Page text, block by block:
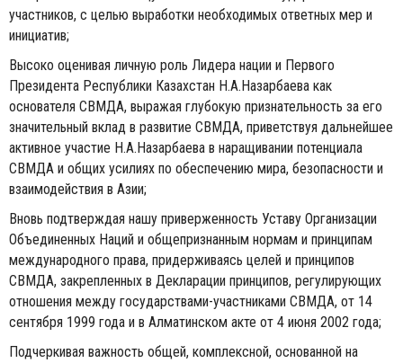
участников, с целью выработки необходимых ответных мер и
инициатив;
Высоко оценивая личную роль Лидера нации и Первого
Президента Республики Казахстан Н.A.Назарбаева как
основателя СВМДА, выражая глубокую признательность за его
значительный вклад в развитие СВМДА, приветствуя дальнейшее
активное участие Н.А.Назарбаева в наращивании потенциала
СВМДА и общих усилиях по обеспечению мира, безопасности и
взаимодействия в Азии;
Вновь подтверждая нашу приверженность Уставу Организации
Объединенных Наций и общепризнанным нормам и принципам
международного права, придерживаясь целей и принципов
СВМДА, закрепленных в Декларации принципов, регулирующих
отношения между государствами-участниками СВМДА, от 14
сентября 1999 года и в Алматинском акте от 4 июня 2002 года;
Подчеркивая важность общей, комплексной, основанной на